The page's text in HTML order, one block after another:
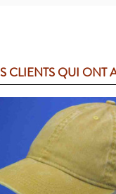
CLIENTS QUI ONT